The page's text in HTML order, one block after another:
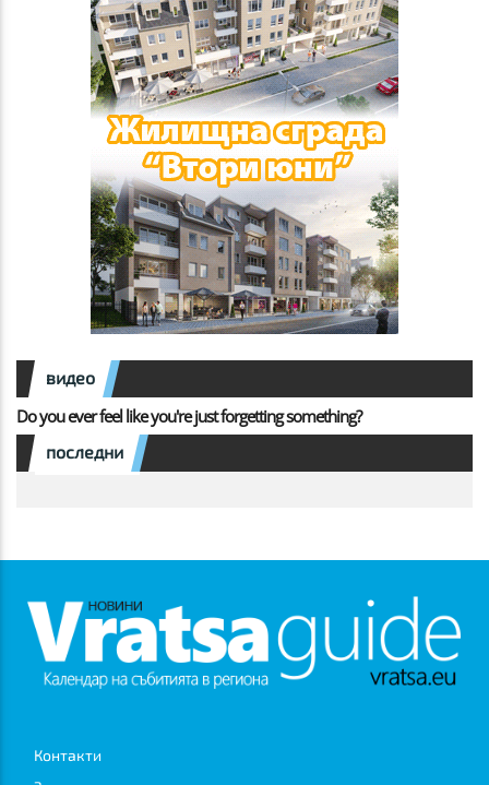
видео
Do you ever feel like you're just forgetting something?
последни
Контакти